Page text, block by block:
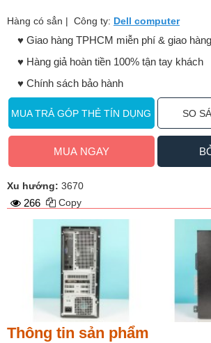
Hàng có sẳn | Công ty: Dell computer
♥️ Giao hàng TPHCM miễn phí & giao
♥️ Hàng giả hoàn tiền 100% tận tay khách
♥️ Chính sách bảo hành
MUA TRẢ GÓP THẺ TÍN DỤNG SO
MUA NGAY
Xu hướng: 3670
266 Copy
Thông tin sản phẩm